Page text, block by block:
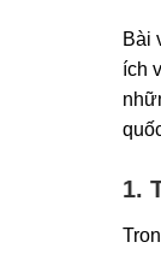
Bài
ích
1.